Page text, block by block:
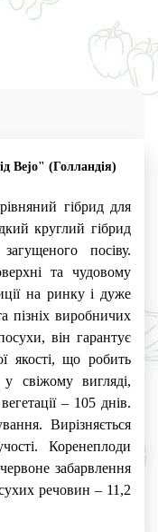
Bejo" (Голландія)
гібрид для
круглий гібрид
посіву.
та чудовому
на ринку і дуже
пізніх виробничих
він гарантує
якості, що робить
свіжому вигляді,
– 105 днів.
Вирізняється
Коренеплоди
забарвлення
речовин – 11,2